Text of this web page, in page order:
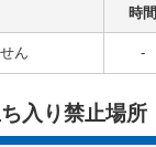
時間
ん -
入り禁止場所